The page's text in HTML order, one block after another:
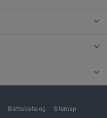
Blätterkatalog Sitemap